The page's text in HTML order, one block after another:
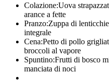
Colazione:Uova
arance a fette
Pranzo:Zuppa di
integrale
Cena:Petto di pollo
broccoli al vapore
Spuntino:Frutti di bosco
manciata di noci